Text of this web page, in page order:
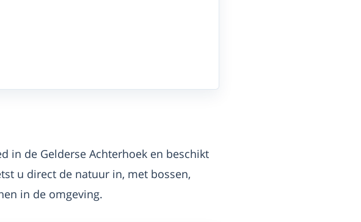
in de Gelderse Achterhoek en beschikt
u direct de natuur in, met bossen,
in de omgeving.